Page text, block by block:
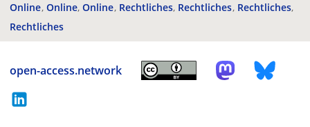
Online Online Online Rechtliches Rechtliches Rechtliches
Rechtliches
open-access.network